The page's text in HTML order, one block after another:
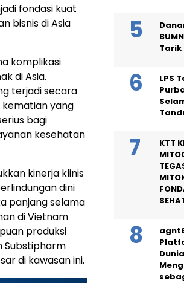
fondasi kuat
bisnis di Asia
komplikasi
di Asia.
terjadi secara
kematian yang
bagi
kesehatan
kinerja klinis
dini
panjang selama
di Vietnam
produksi
Substipharm
di kawasan ini.
Tarik
LPS
KTT